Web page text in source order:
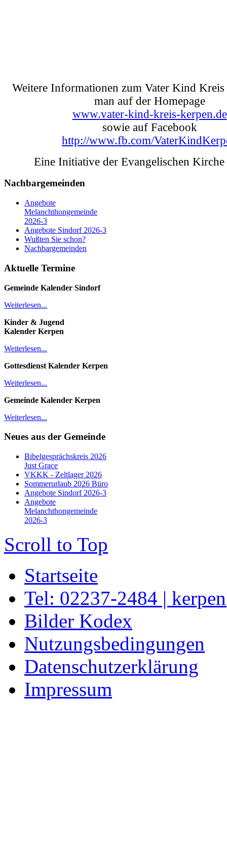
Weitere Informationen zum Vater Kind
man auf der Homepage
www.vater-kind-kreis-kerpen.de
sowie auf Facebook
http://www.fb.com/
Eine Initiative der Evangelischen
Nachbargemeinden
Angebote
Melanchthongemeinde
2026-3
Angebote Sindorf 2026-3
Wußten Sie schon?
Nachbargemeinden
Aktuelle Termine
Gemeinde Kalender Sindorf
Weiterlesen...
Kinder & Jugend
Kalender Kerpen
Weiterlesen...
Gottesdienst Kalender Kerpen
Weiterlesen...
Gemeinde Kalender Kerpen
Weiterlesen...
Neues aus der Gemeinde
Bibelgesprächskreis 2026
Just Grace
VKKK - Zeltlager 2026
Sommerurlaub 2026 Büro
Angebote Sindorf 2026-3
Angebote
Melanchthongemeinde
2026-3
Scroll to Top
Startseite
Tel: 02237-2484 |
Bilder Kodex
Nutzungsbedingungen
Datenschutzerklärung
Impressum